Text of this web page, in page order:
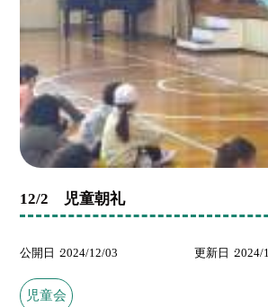
12/2 児童朝礼
公開日 2024/12/03 更新日 2024/
児童会